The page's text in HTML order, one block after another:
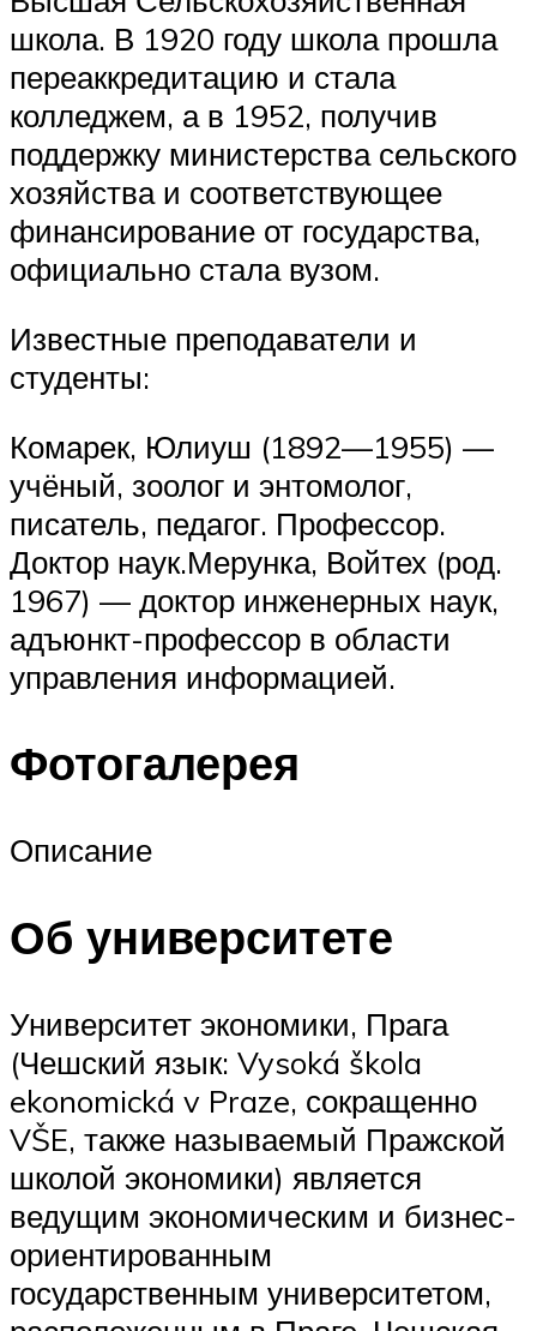
школа. В 1920 году школа прошла
переаккредитацию и стала
колледжем, а в 1952, получив
поддержку министерства сельского
хозяйства и соответствующее
финансирование от государства,
официально стала вузом.
Известные преподаватели и
студенты:
Комарек, Юлиуш (1892—1955) —
учёный, зоолог и энтомолог,
писатель, педагог. Профессор.
Доктор наук.Мерунка, Войтех (род.
1967) — доктор инженерных наук,
адъюнкт-профессор в области
управления информацией.
Фотогалерея
Описание
Об университете
Университет экономики, Прага
(Чешский язык: Vysoká škola
ekonomická v Praze, сокращенно
VŠE, также называемый Пражской
школой экономики) является
ведущим экономическим и бизнес-
ориентированным
государственным университетом,